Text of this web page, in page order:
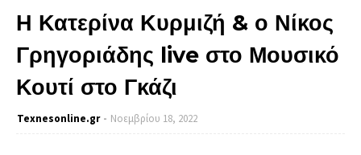
Η Κατερίνα Κυρμιζή & ο Νίκος
Γρηγοριάδης live στο Μουσικό
Κουτί στο Γκάζι
Texnesοnline.gr Νοεμβρίου 18, 2022